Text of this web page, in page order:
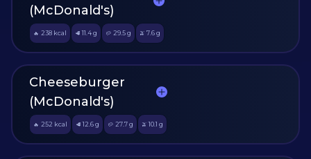
(McDonald's)
🔥 238 kcal 🥩 11.4g 🥔 29.5 g 🫒 7.6g
Cheeseburger
(McDonald's)
🔥 252 kcal 🥩 12.6g 🥔 27.7 g 🫒 10.1 g